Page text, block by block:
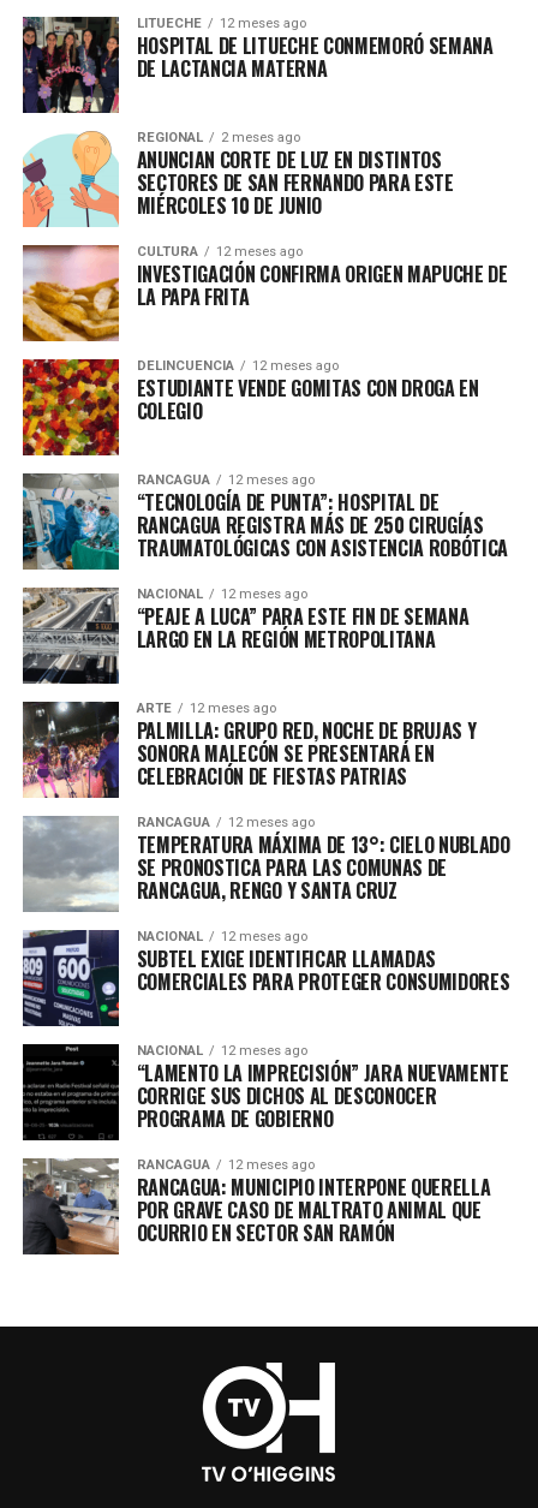
LITUECHE 12 meses ago
HOSPITAL DE LITUECHE CONMEMORÓ SEMANA
DE LACTANCIA MATERNA
REGIONAL 2 meses ago
ANUNCIAN CORTE DE LUZ EN DISTINTOS
SECTORES DE SAN FERNANDO PARA ESTE
MIÉRCOLES 10 DE JUNIO
CULTURA 12 meses ago
INVESTIGACIÓN CONFIRMA ORIGEN MAPUCHE DE
LA PAPA FRITA
DELINCUENCIA 12 meses ago
ESTUDIANTE VENDE GOMITAS CON DROGA EN
COLEGIO
RANCAGUA 12 meses ago
“TECNOLOGÍA DE PUNTA”: HOSPITAL DE
RANCAGUA REGISTRA MÁS DE 250 CIRUGÍAS
TRAUMATOLÓGICAS CON ASISTENCIA ROBÓTICA
NACIONAL 12 meses ago
“PEAJE A LUCA” PARA ESTE FIN DE SEMANA
LARGO EN LA REGIÓN METROPOLITANA
ARTE 12 meses ago
PALMILLA: GRUPO RED, NOCHE DE BRUJAS Y
SONORA MALECÓN SE PRESENTARÁ EN
CELEBRACIÓN DE FIESTAS PATRIAS
RANCAGUA 12 meses ago
TEMPERATURA MÁXIMA DE 13°: CIELO NUBLADO
SE PRONOSTICA PARA LAS COMUNAS DE
RANCAGUA, RENGO Y SANTA CRUZ
NACIONAL 12 meses ago
SUBTEL EXIGE IDENTIFICAR LLAMADAS
COMERCIALES PARA PROTEGER CONSUMIDORES
NACIONAL 12 meses ago
“LAMENTO LA IMPRECISIÓN” JARA NUEVAMENTE
CORRIGE SUS DICHOS AL DESCONOCER
PROGRAMA DE GOBIERNO
RANCAGUA 12 meses ago
RANCAGUA: MUNICIPIO INTERPONE QUERELLA
POR GRAVE CASO DE MALTRATO ANIMAL QUE
OCURRIO EN SECTOR SAN RAMÓN